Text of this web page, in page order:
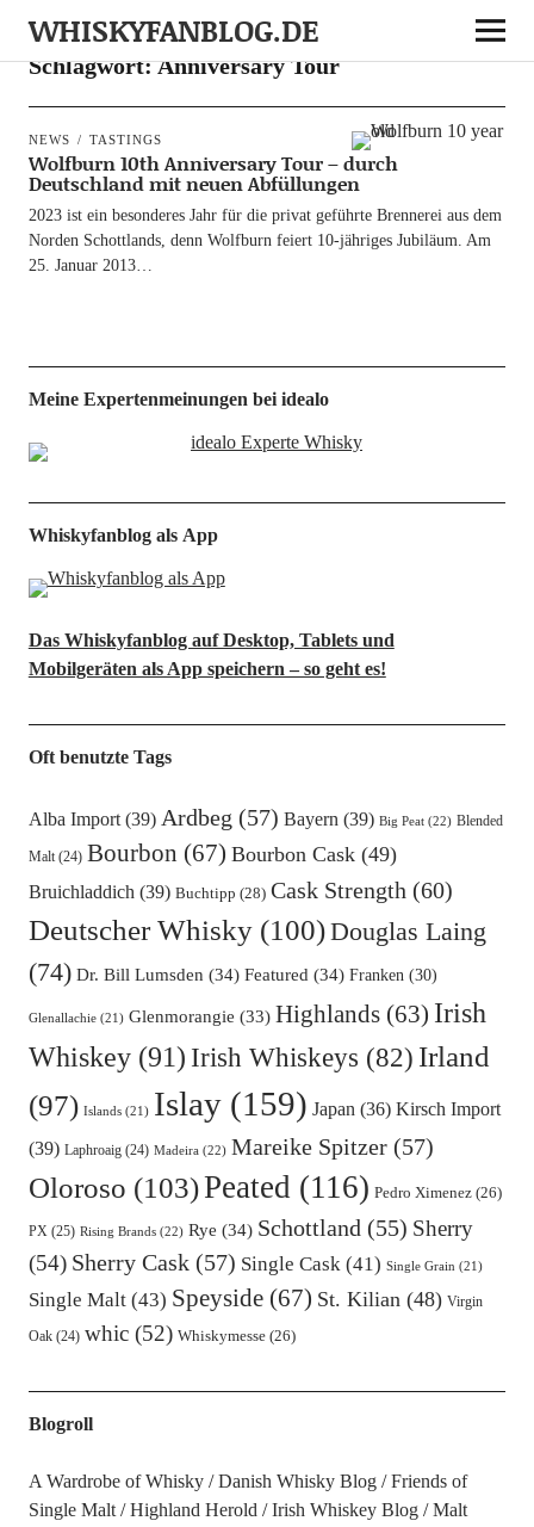
WHISKYFANBLOG.DE
Schlagwort:Anniversary Tour
NEWS TASTINGS
Wolfburn 10th Anniversary Tour – durch
Deutschland mit neuen Abfüllungen
2023 ist ein beson­de­res Jahr für die pri­vat geführ­te Bren­ne­rei aus dem
Nor­den Schott­lands, denn Wolfb­urn fei­ert 10-jäh­ri­­ges Jubi­lä­um. Am
25. Janu­ar 2013…
Meine Expertenmeinungen bei idealo
Whiskyfanblog als App
Das Whiskyfanblog auf Desktop, Tablets und
Mobilgeräten als App speichern – so geht es!
Oft benutzte Tags
Alba Import(39) Ardbeg (57) Bayern(39) Big Peat(22) Blended
Malt(24) Bourbon (67) Bourbon Cask(49)
Bruichladdich(39) Buchtipp (28) Cask Strength (60)
Deutscher Whisky(100)Douglas Laing
(74) Dr. Bill Lumsden (34) Featured (34) Franken(30)
Glenallachie(21) Glenmorangie (33) Highlands(63) Irish
Whiskey(91) Irish Whiskeys (82) Irland
(97) Islands(21) Islay(159) Japan (36) Kirsch Import
(39) Laphroaig(24) Madeira(22) Mareike Spitzer(57)
Oloroso (103)Peated (116) Pedro Ximenez(26)
PX(25) Rising Brands(22) Rye (34) Schottland (55) Sherry
(54) Sherry Cask(57) Single Cask(41) Single Grain (21)
Single Malt(43) Speyside(67) St. Kilian(48) Virgin
Oak(24) whic(52) Whiskymesse(26)
Blogroll
A Wardrobe of Whisky Danish Whisky Blog
Friends of
Single Malt
Highland Herold Irish Whiskey Blog
Malt